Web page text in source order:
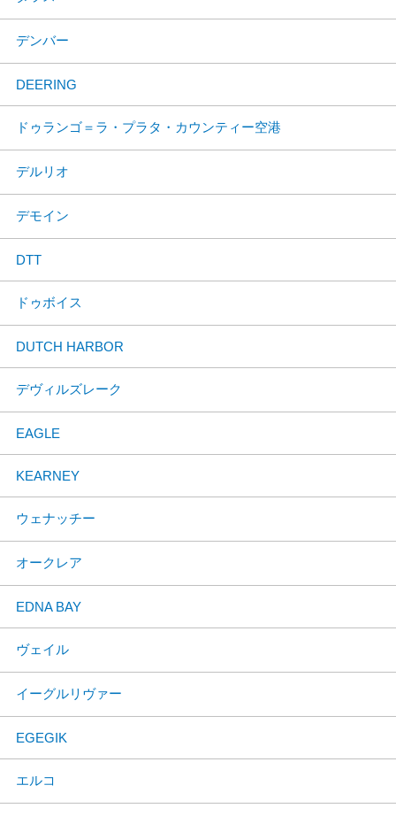
デンバー
DEERING
ドゥランゴ＝ラ・プラタ・カウンティー空港
デルリオ
デモイン
DTT
ドゥボイス
DUTCH HARBOR
デヴィルズレーク
EAGLE
KEARNEY
ウェナッチー
オークレア
EDNA BAY
ヴェイル
イーグルリヴァー
EGEGIK
エルコ